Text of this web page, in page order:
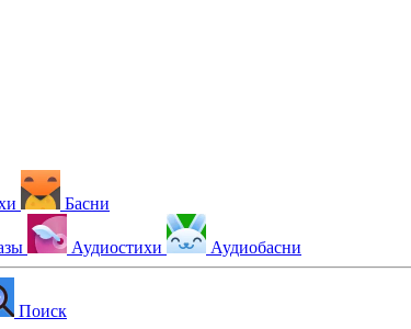
Басни
Аудиостихи Аудиобасни
Поиск